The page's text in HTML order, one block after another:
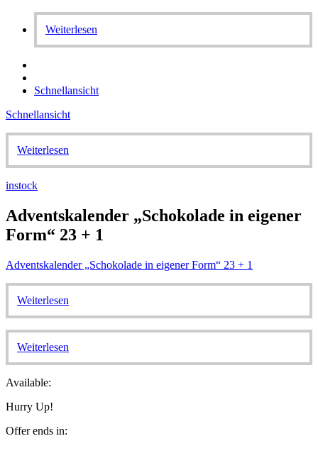
Weiterlesen
Schnellansicht
Schnellansicht
Weiterlesen
instock
Adventskalender „Schokolade in eigener
Form“ 23 + 1
Adventskalender „Schokolade in eigener Form“ 23 + 1
Weiterlesen
Weiterlesen
Available:
Hurry Up!
Offer ends in: